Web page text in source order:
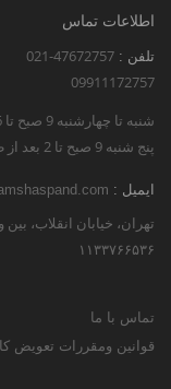
اطلاعات تماس
تلفن : 021-47672757
09911172757
شنبه تا چهارشنبه 9 صبح تا 6 بعد از ظهر
پنج شنبه 9 صبح تا 2 بعد از ظهر
ایمیل :
۱۱۳۳۷۶۶۵۳۶
تماس با ما
قوانین ومقررات تعویض